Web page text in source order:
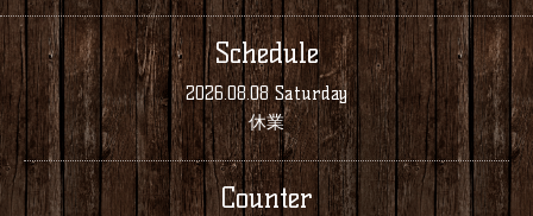
Schedule
2026.08.08 Saturday
休業
Counter